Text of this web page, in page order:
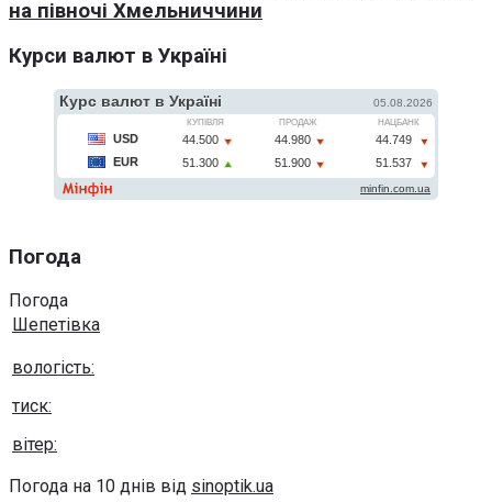
на півночі Хмельниччини
Курси валют в Україні
Погода
Погода
Шепетівка
вологість:
тиск:
вітер:
Погода на 10 днів від sinoptik.ua